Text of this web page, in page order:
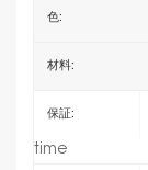
色:
材料:
保証:
time